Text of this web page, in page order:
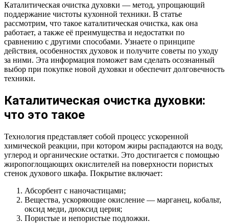
Каталитическая очистка духовки — метод, упрощающий
поддержание чистоты кухонной техники. В статье
рассмотрим, что такое каталитическая очистка, как она
работает, а также её преимущества и недостатки по
сравнению с другими способами. Узнаете о принципе
действия, особенностях духовок и получите советы по уходу
за ними. Эта информация поможет вам сделать осознанный
выбор при покупке новой духовки и обеспечит долговечность
техники.
Каталитическая очистка духовки:
что это такое
Технология представляет собой процесс ускоренной
химической реакции, при котором жиры распадаются на воду,
углерод и органические остатки. Это достигается с помощью
жиропоглощающих окислителей на поверхности пористых
стенок духового шкафа. Покрытие включает:
Абсорбент с наночастицами;
Вещества, ускоряющие окисление — марганец, кобальт,
оксид меди, диоксид церия;
Пористые и непористые подложки.